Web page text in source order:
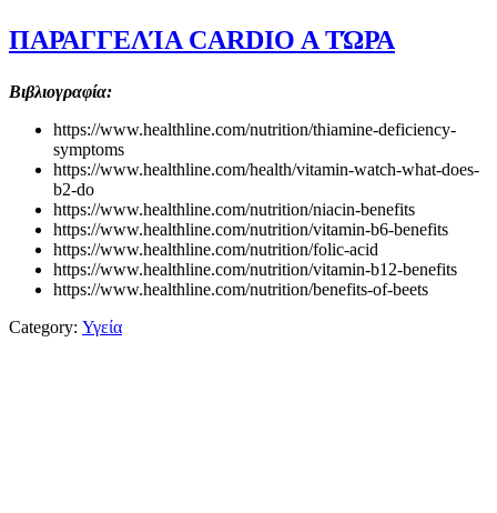
ΠΑΡΑΓΓΕΛΊΑ CARDIO A ΤΏΡΑ
Βιβλιογραφία:
https://www.healthline.com/nutrition/thiamine-deficiency-
symptoms
https://www.healthline.com/health/vitamin-watch-what-does-
b2-do
https://www.healthline.com/nutrition/niacin-benefits
https://www.healthline.com/nutrition/vitamin-b6-benefits
https://www.healthline.com/nutrition/folic-acid
https://www.healthline.com/nutrition/vitamin-b12-benefits
https://www.healthline.com/nutrition/benefits-of-beets
Category: Υγεία